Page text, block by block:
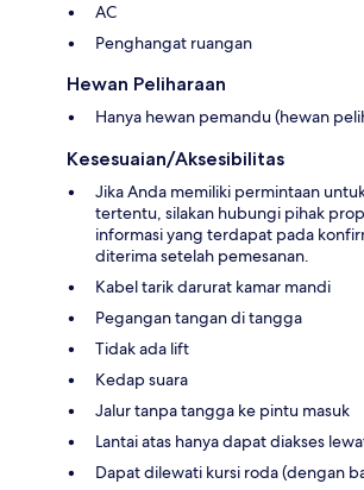
AC
Penghangat ruangan
Hewan Peliharaan
Hanya hewan pemandu (hewan
Kesesuaian/Aksesibilitas
Jika Anda memiliki permintaan
tertentu, silakan hubungi pihak
informasi yang terdapat pada
diterima setelah pemesanan.
Kabel tarik darurat kamar mandi
Pegangan tangan di tangga
Tidak ada lift
Kedap suara
Jalur tanpa tangga ke pintu masuk
Lantai atas hanya dapat diakses
Dapat dilewati kursi roda (dengan